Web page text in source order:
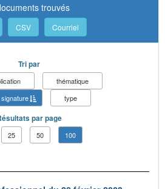
trouvés
CSV Courriel
Tri par
thématique
type
par page
25 50 100